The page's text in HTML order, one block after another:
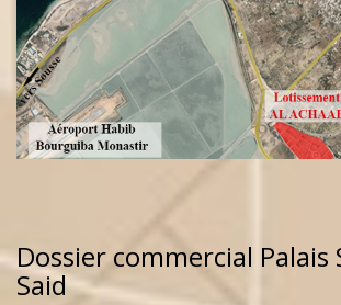
Dossier commercial Palais
Said